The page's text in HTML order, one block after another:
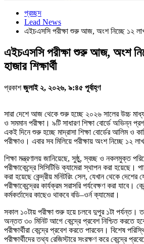
প্রচ্ছদ
Lead News
এইচএসসি পরীক্ষা শুরু আজ, অংশ নিচ্ছে ১২ লাখ
এইচএসসি পরীক্ষা শুরু আজ, অংশ
হাজার শিক্ষার্থী
প্রকাশজুলাই ২, ২০২৬, ৯:৪৫ পূর্বাহ্ণ
সারা দেশে আজ থেকে শুরু হচ্ছে ২০২৬ সালের উচ্চ
ও সমমান পরীক্ষা। ৯টি সাধারণ শিক্ষা বোর্ডে অভিন্ন
একই দিনে শুরু হচ্ছে মাদ্রাসা শিক্ষা বোর্ডের আলিম ও
পরীক্ষাও। এবার সব মিলিয়ে পরীক্ষায় অংশ নিচ্ছে ১২
শিক্ষা মন্ত্রণালয় জানিয়েছে, সুষ্ঠু, স্বচ্ছ ও নকলমুক্ত
পরীক্ষাকেন্দ্রে সিসিটিভি ক্যামেরা স্থাপন করা হয়েছে।
করা হয়েছে কেন্দ্রীয় মনিটরিং সেল, যেখান থেকে দেশের
পরীক্ষাকেন্দ্রের কার্যক্রম সরাসরি পর্যবেক্ষণ করা যাবে।
কর্মকর্তাদের কাছেও থাকবে বডি–ওর্ন ক্যামেরা।
সকাল ১০টায় পরীক্ষা শুরু হয়ে চলবে দুপুর ১টা পর্যন্ত।
অন্তত ৩০ মিনিট আগে কেন্দ্রে প্রবেশ নিশ্চিত করতে
পরীক্ষার্থীরা কেন্দ্রে প্রবেশ করতে পারবেন। বিশেষ
পরীক্ষার্থীদের তথ্য রেজিস্টারে সংরক্ষণ করে কেন্দ্রে